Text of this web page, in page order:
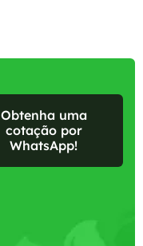
Obtenha uma
cotação por
WhatsApp!